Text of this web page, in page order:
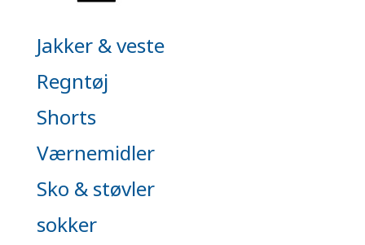
Jakker & veste
Regntøj
Shorts
Værnemidler
Sko & støvler
sokker